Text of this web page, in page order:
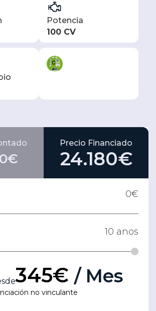
Potencia
100 CV
Precio Financiado
24.180€
0€
10 anos
345€ / Mes
no vinculante